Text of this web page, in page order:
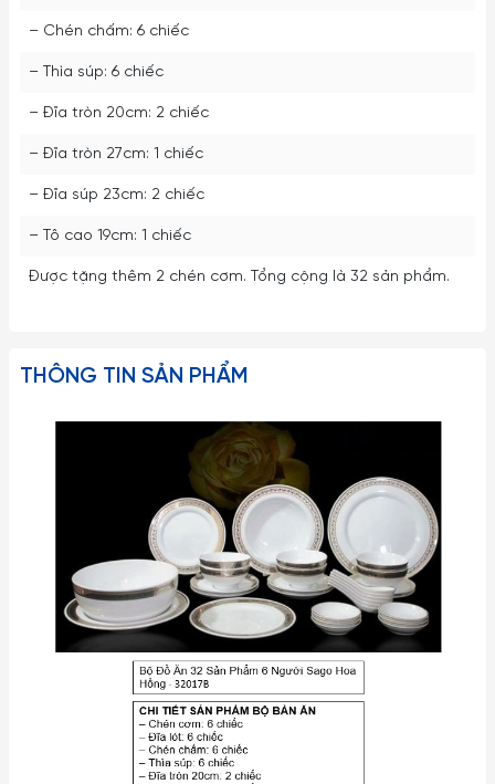
– Chén chấm: 6 chiếc
– Thìa súp: 6 chiếc
– Đĩa tròn 20cm: 2 chiếc
– Đĩa tròn 27cm: 1 chiếc
– Đĩa súp 23cm: 2 chiếc
– Tô cao 19cm: 1 chiếc
Được tặng thêm 2 chén cơm. Tổng cộng là 32 sản phẩm.
THÔNG TIN SẢN PHẨM